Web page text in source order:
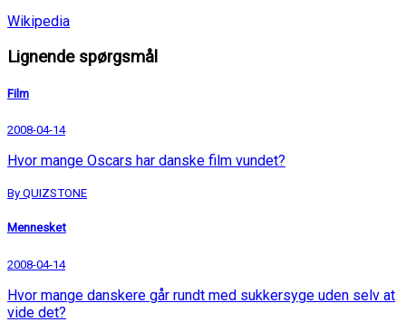
Wikipedia
Lignende spørgsmål
Film
2008-04-14
Hvor mange Oscars har danske film vundet?
By QUIZSTONE
Mennesket
2008-04-14
Hvor mange danskere går rundt med sukkersyge uden selv at
vide det?